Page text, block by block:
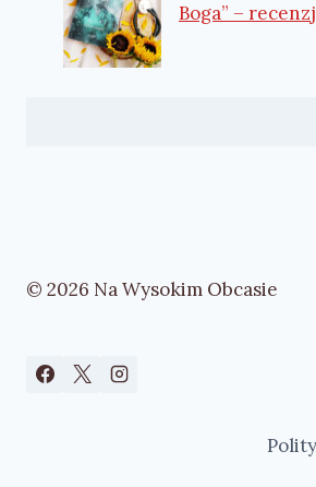
Boga” –
© 2026 Na Wysokim Obcasie